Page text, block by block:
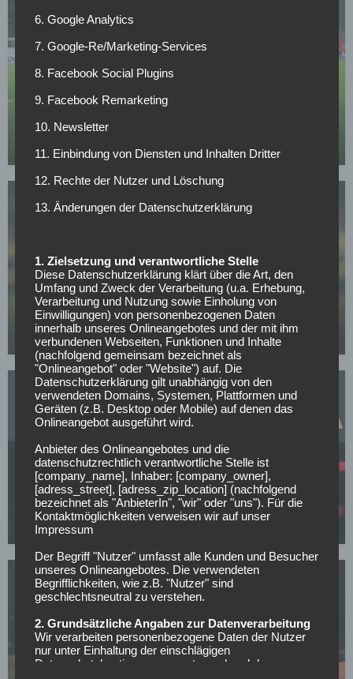
Verkündung noch heute: BVB-Transfer kurz vor
Abschluss
12.05.2026
BUNDESLIGA
Mit nur 30 Jahren: BVB-Abwehrspieler Niklas Süle
beendet im Sommer seine Laufbahn
07.05.2026
BORUSSIA DORTMUND
BVB-Knaller: Erster Sommertransfer soll bereits
feststehen!
05.05.2026
BORUSSIA DORTMUND
6. Google Analytics
7. Google-Re/Marketing-Services
8. Facebook Social Plugins
9. Facebook Remarketing
10. Newsletter
11. Einbindung von Diensten und Inhalten Dritter
12. Rechte der Nutzer und Löschung
13. Änderungen der Datenschutzerklärung
1. Zielsetzung und verantwortliche Stelle
Diese Datenschutzerklärung klärt über die Art, den
Umfang und Zweck der Verarbeitung (u.a. Erhebung,
Verarbeitung und Nutzung sowie Einholung von
Einwilligungen) von personenbezogenen Daten
innerhalb unseres Onlineangebotes und der mit ihm
verbundenen Webseiten, Funktionen und Inhalte
(nachfolgend gemeinsam bezeichnet als
"Onlineangebot" oder "Website") auf. Die
Datenschutzerklärung gilt unabhängig von den
verwendeten Domains, Systemen, Plattformen und
Geräten (z.B. Desktop oder Mobile) auf denen das
Onlineangebot ausgeführt wird.
Anbieter des Onlineangebotes und die
datenschutzrechtlich verantwortliche Stelle ist
[company_name], Inhaber: [company_owner],
[adress_street], [adress_zip_location] (nachfolgend
bezeichnet als "AnbieterIn", "wir" oder "uns"). Für die
Kontaktmöglichkeiten verweisen wir auf unser
Impressum
Der Begriff "Nutzer" umfasst alle Kunden und Besucher
unseres Onlineangebotes. Die verwendeten
Begrifflichkeiten, wie z.B. "Nutzer" sind
geschlechtsneutral zu verstehen.
2. Grundsätzliche Angaben zur Datenverarbeitung
Wir verarbeiten personenbezogene Daten der Nutzer
nur unter Einhaltung der einschlägigen
Datenschutzbestimmungen entsprechend den